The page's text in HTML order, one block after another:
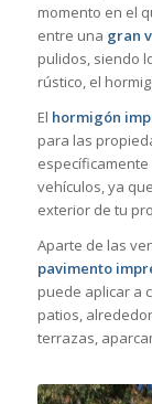
momento en el
entre una gran
pulidos, siendo
rústico, el
El hormigón
para las
vehículos, ya
exterior de tu
Aparte de las
pavimento
puede aplicar a
patios,
terrazas,